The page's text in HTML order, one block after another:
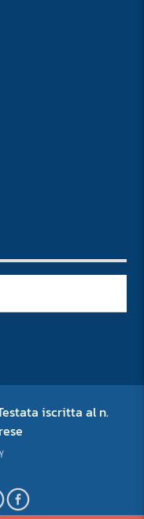
iscritta al n.